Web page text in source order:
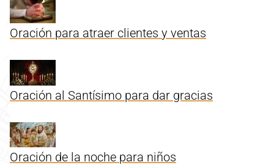
Oración para atraer clientes y ventas
Oración al Santísimo para dar gracias
Oración de la noche para niños